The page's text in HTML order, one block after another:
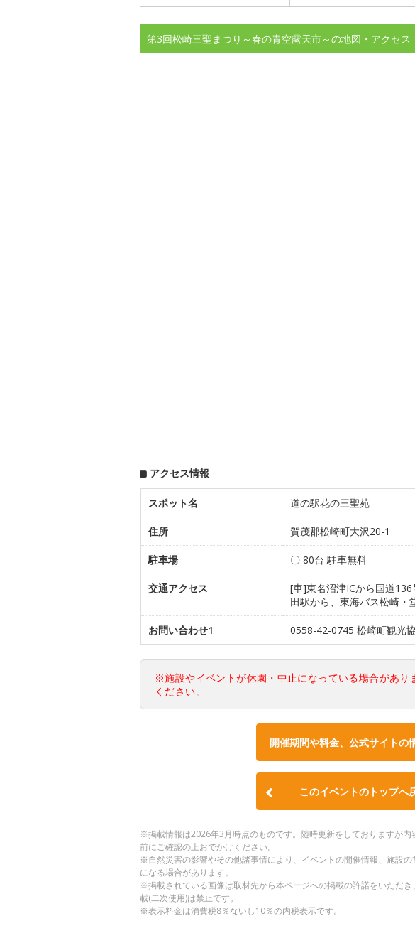
第3回松崎三聖まつり～春の青空露天市～の地図・アクセス
アクセス情報
スポット名 道の駅花の三聖苑
住所 賀茂郡松崎町大沢20-1
駐車場 〇 80台 駐車無料
交通アクセス
[車]東名沼津ICから国道
田駅から、東海バス松崎・
お問い合わせ1 0558-42-0745 松崎町観光
※施設やイベントが休園・中止になっている場合があり
ください。
開催期間や料金、公式サイトの
このイベントのトップへ
※掲載情報は2026年3月時点のものです。随時更新をしておりますが
前にご確認の上おでかけください。
※自然災害の影響やその他諸事情により、イベントの開催情報、施設
になる場合があります。
※掲載されている画像は取材先から本ページへの掲載の許諾をいただ
載(二次使用)は禁止です。
※表示料金は消費税8％ないし10％の内税表示です。